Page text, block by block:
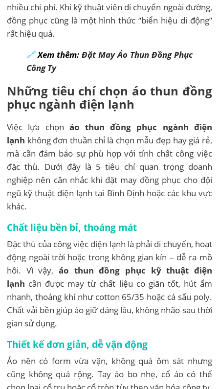
nhiều chi phí. Khi kỹ thuật viên di chuyển ngoài đường,
đồng phục cũng là một hình thức “biển hiệu di động”
rất hiệu quả.
🔗Xem thêm: Đặt May Áo Thun Đồng Phục
Công Ty
Những tiêu chí chọn áo thun đồng
phục ngành điện lạnh
Việc lựa chọn áo thun đồng phục ngành điện
lạnh không đơn thuần chỉ là chọn mẫu đẹp hay giá rẻ,
mà cần đảm bảo sự phù hợp với tính chất công việc
đặc thù. Dưới đây là 5 tiêu chí quan trọng doanh
nghiệp nên cân nhắc khi đặt may đồng phục cho đội
ngũ kỹ thuật điện lạnh tại Bình Định hoặc các khu vực
khác.
Chất liệu bền bỉ, thoáng mát
Đặc thù của công việc điện lạnh là phải di chuyển, hoạt
động ngoài trời hoặc trong không gian kín – dễ ra mồ
hôi. Vì vậy,áo thun đồng phục kỹ thuật điện
lạnh cần được may từ chất liệu co giãn tốt, hút ẩm
nhanh, thoáng khí như cotton 65/35 hoặc cá sấu poly.
Chất vải bền giúp áo giữ dáng lâu, không nhão sau thời
gian sử dụng.
Thiết kế đơn giản, dễ vận động
Áo nên có form vừa vặn, không quá ôm sát nhưng
cũng không quá rộng. Tay áo bo nhẹ, cổ áo có thể